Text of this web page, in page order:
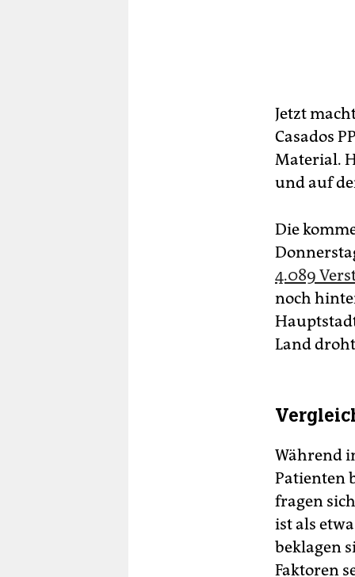
Jetzt
Casados
Material.
und auf
Die
4.089
noch
Land
Während
Patienten
fragen
ist als
beklagen
Faktoren